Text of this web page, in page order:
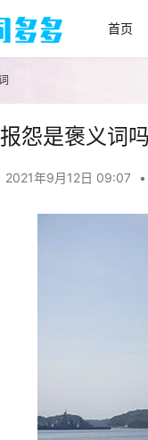
首页
怨是褒义词吗
2021年9月12日 09:07 •